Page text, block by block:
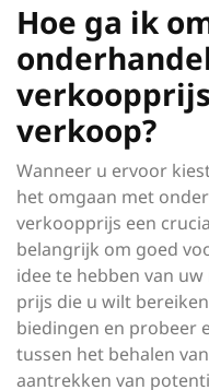
Hoe ga ik
verkoop?
Wanneer u ervoor
het omgaan met
verkoopprijs een
belangrijk om goed
idee te hebben van
prijs die u wilt
biedingen en probeer
tussen het behalen
aantrekken van